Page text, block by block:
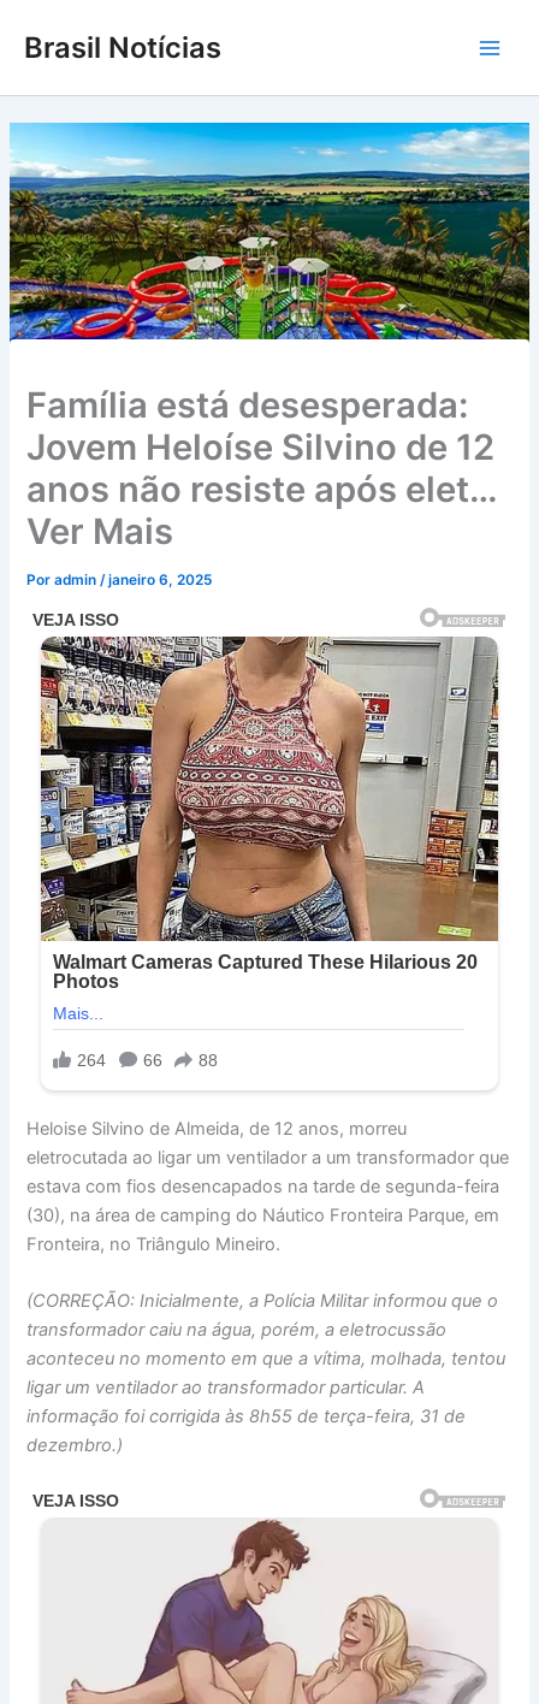
para
conteúdo
Brasil Notícias
Família está desesperada:
Jovem Heloíse Silvino de 12
anos não resiste após elet…
Ver Mais
Poradmin /janeiro 6, 2025
Heloise Silvino de Almeida, de 12 anos, morreu
eletrocutada ao ligar um ventilador a um transformador que
estava com fios desencapados na tarde de segunda-feira
(30), na área de camping do Náutico Fronteira Parque, em
Fronteira, no Triângulo Mineiro.
(CORREÇÃO: Inicialmente, a Polícia Militar informou que o
transformador caiu na água, porém, a eletrocussão
aconteceu no momento em que a vítima, molhada, tentou
ligar um ventilador ao transformador particular. A
informação foi corrigida às 8h55 de terça-feira, 31 de
dezembro.)